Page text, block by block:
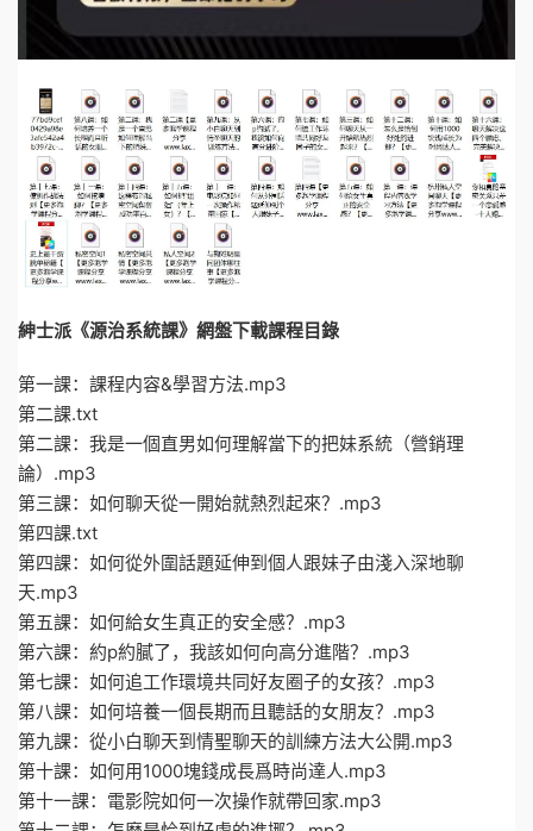
紳士派《源治系統課》網盤下載課程目錄
第一課：課程内容&學習方法.mp3
第二課.txt
第二課：我是一個直男如何理解當下的把妹系統（營銷理
論）.mp3
第三課：如何聊天從一開始就熱烈起來？.mp3
第四課.txt
第四課：如何從外圍話題延伸到個人跟妹子由淺入深地聊
天.mp3
第五課：如何給女生真正的安全感？.mp3
第六課：約p約膩了，我該如何向高分進階？.mp3
第七課：如何追工作環境共同好友圈子的女孩？.mp3
第八課：如何培養一個長期而且聽話的女朋友？.mp3
第九課：從小白聊天到情聖聊天的訓練方法大公開.mp3
第十課：如何用1000塊錢成長爲時尚達人.mp3
第十一課：電影院如何一次操作就帶回家.mp3